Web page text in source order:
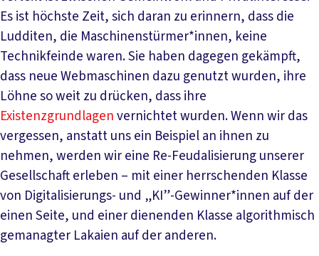
Es ist höchste Zeit, sich daran zu erinnern, dass die
Ludditen, die Maschinenstürmer*innen, keine
Technikfeinde waren. Sie haben dagegen gekämpft,
dass neue Webmaschinen dazu genutzt wurden, ihre
Löhne so weit zu drücken, dass ihre
Existenzgrundlagenvernichtet wurden. Wenn wir das
vergessen, anstatt uns ein Beispiel an ihnen zu
nehmen, werden wir eine Re-Feudalisierung unserer
Gesellschaft erleben – mit einer herrschenden Klasse
von Digitalisierungs- und „KI”-Gewinner*innen auf der
einen Seite, und einer dienenden Klasse algorithmisch
gemanagter Lakaien auf der anderen.